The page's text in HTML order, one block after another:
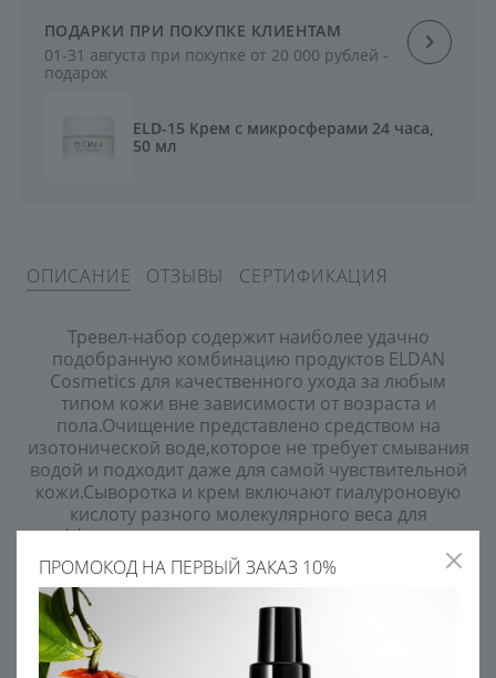
ПОДАРКИ ПРИ ПОКУПКЕ КЛИЕНТАМ
01-31 августа при покупке от 20 000 рублей -
подарок
ELD-15 Крем с микросферами 24 часа,
50 мл
ОПИСАНИЕ ОТЗЫВЫ СЕРТИФИКАЦИЯ
Тревел-набор содержит наиболее удачно
подобранную комбинацию продуктов ELDAN
Cosmetics для качественного ухода за любым
типом кожи вне зависимости от возраста и
пола.Очищение представлено cредством на
изотонической воде,которое не требует смывания
водой и подходит даже для самой чувствительной
кожи.Сыворотка и крем включают гиалуроновую
кислоту разного молекулярного веса для
эффективного увлажнения кожи, стимуляции
регенераторных процессов и
противовоспалительного действия.
Набор средств прекрасно восстанавливает кожу,
повышает уровень увлажненности и позволяет
существенно замедлить процессы старения.
ПРОМОКОД НА ПЕРВЫЙ ЗАКАЗ 10%